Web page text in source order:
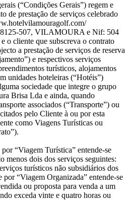
(“Condições Gerais”) regem e
de prestação de serviços celebrado
507, VILAMOURA e Nif: 504
o cliente que subscreva o contrato
a prestação de serviços de reserva
e respectivos serviços
turísticos, alojamentos
unidades hoteleiras (“Hotéis”)
sociedade que integre o grupo
Brisa Lda e ainda, quando
associados (“Transporte”) ou
pelo Cliente à ou por esta
como Viagens Turísticas ou
“Viagem Turística” entende-se
menos dois dos serviços seguintes:
turísticos não subsidiários dos
por “Viagem Organizada” entende-se
ou proposta para venda a um
exceda vinte e quatro horas ou